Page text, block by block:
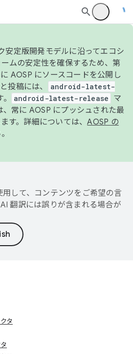
安定版開発モデルに沿ってエコシ
ムの安定性を確保するため、第
AOSP にソースコードを公開し
投稿には、
android-latest-
android-latest-release
マ
常に AOSP にプッシュされた最
す。詳細については、AOSP の
して、コンテンツをご希望の言
翻訳には誤りが含まれる場合が
タ